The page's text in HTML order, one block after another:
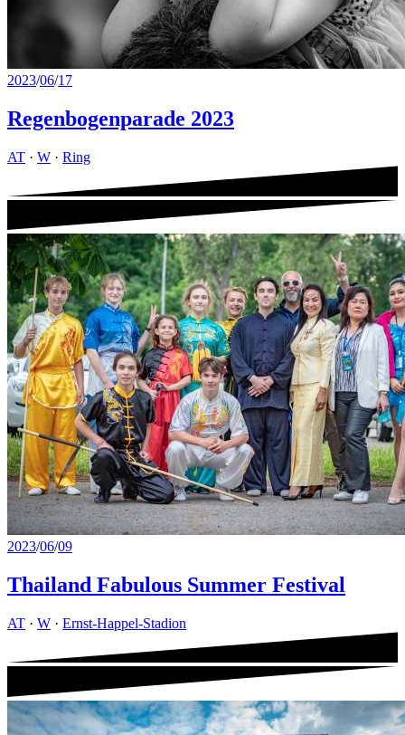
2023/06/17
Regenbogenparade 2023
AT · W · Ring
2023/06/09
Thailand Fabulous Summer Festival
AT · W · Ernst-Happel-Stadion